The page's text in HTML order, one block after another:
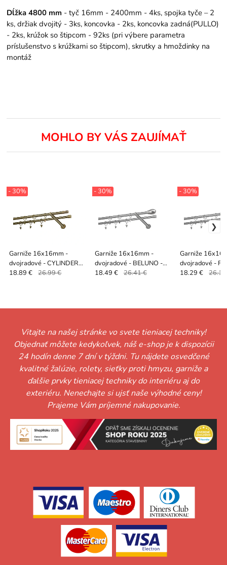
Dĺžka 4800 mm - tyč 16mm - 2400mm - 4ks, spojka tyče – 2
ks, držiak dvojitý - 3ks, koncovka - 2ks, koncovka zadná(PULLO)
- 2ks, krúžok so štipcom - 92ks (pri výbere parametra
príslušenstvo s krúžkami so štipcom), skrutky a hmoždinky na
montáž
MOHLO BY VÁS ZAUJÍMAŤ
Garniže 16x16mm -
dvojradové - CYLINDER
CRYSTAL - antik
- 30%
18.89 € 26.99 €
Garniže 16x16mm -
dvojradové - BELUNO -
satin
- 30%
18.49 € 26.41 €
Garniže
dvojradové -
- 30%
18.29 €
Vitajte na našej stránke vo svete tieniacej techniky!
Objednať môžete kedykoľvek, náš e-shop je k dispozícii
24 hodín denne 7 dní v týždni. Tu nájdete osvedčené
kvalitné žalúzie, rolety, sieťky proti hmyzu, garniže a
ďalšie prvky tieniacej techniky do interiéru aj do
exteriéru. Nenechajte si ujsť naše výhodné ceny!
Prajeme Vám príjemné nakupovanie.